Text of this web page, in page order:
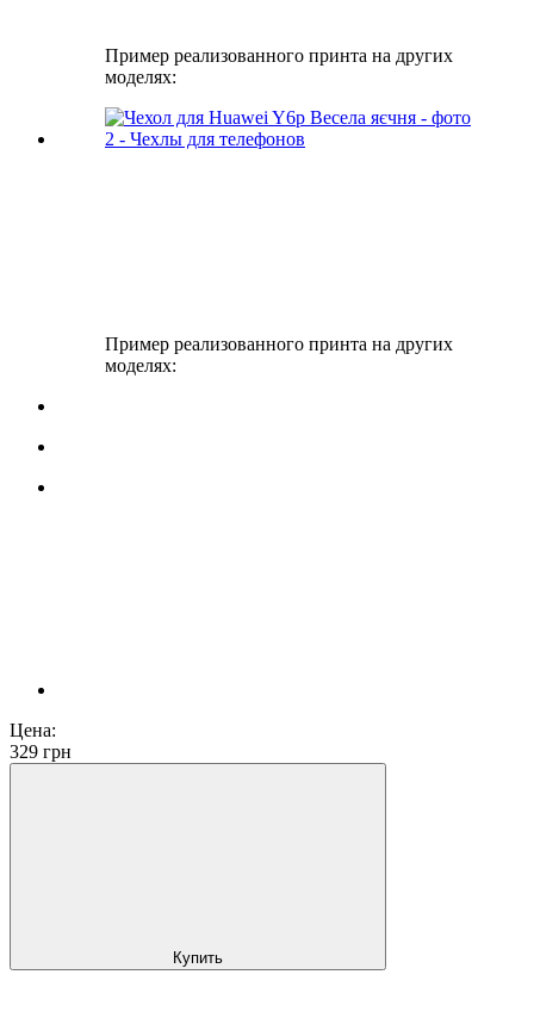
Пример реализованного принта на других
моделях:
Пример реализованного принта на других
моделях:
Цена:
329 грн
Купить